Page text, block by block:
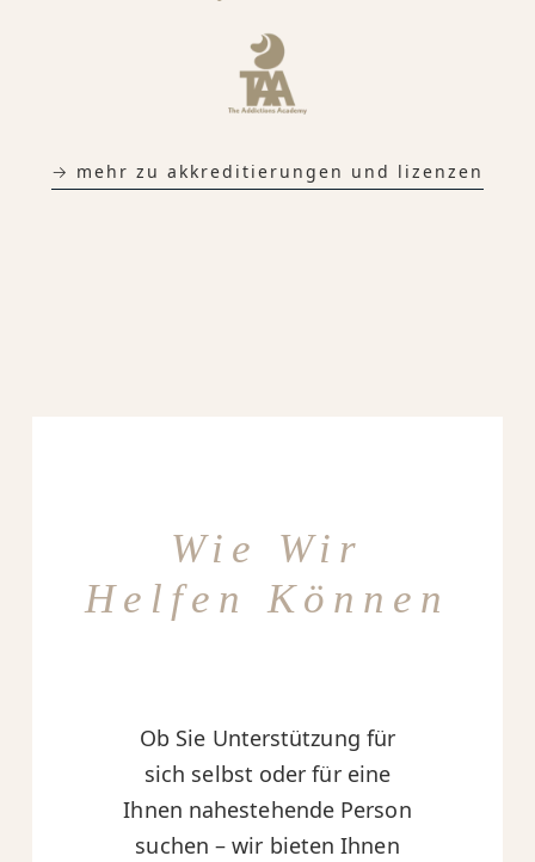
→ mehr zu akkreditierungen und lizenzen
Wie Wir
Helfen Können
Ob Sie Unterstützung für
sich selbst oder für eine
Ihnen nahestehende Person
suchen – wir bieten Ihnen